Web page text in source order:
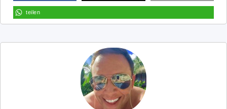
teilen